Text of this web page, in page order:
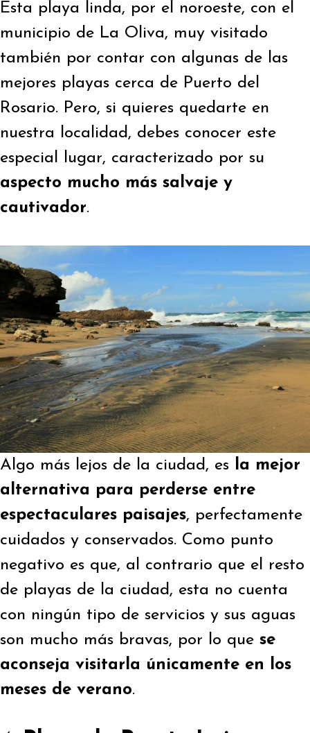
Esta playa linda, por el noroeste, con el
municipio de La Oliva, muy visitado
también por contar con algunas de las
mejores playas cerca de Puerto del
Rosario. Pero, si quieres quedarte en
nuestra localidad, debes conocer este
especial lugar, caracterizado por su
aspecto mucho más salvaje y
cautivador.
Algo más lejos de la ciudad, es la mejor
alternativa para perderse entre
espectaculares paisajes, perfectamente
cuidados y conservados. Como punto
negativo es que, al contrario que el resto
de playas de la ciudad, esta no cuenta
con ningún tipo de servicios y sus aguas
son mucho más bravas, por lo que se
aconseja visitarla únicamente en los
meses de verano.